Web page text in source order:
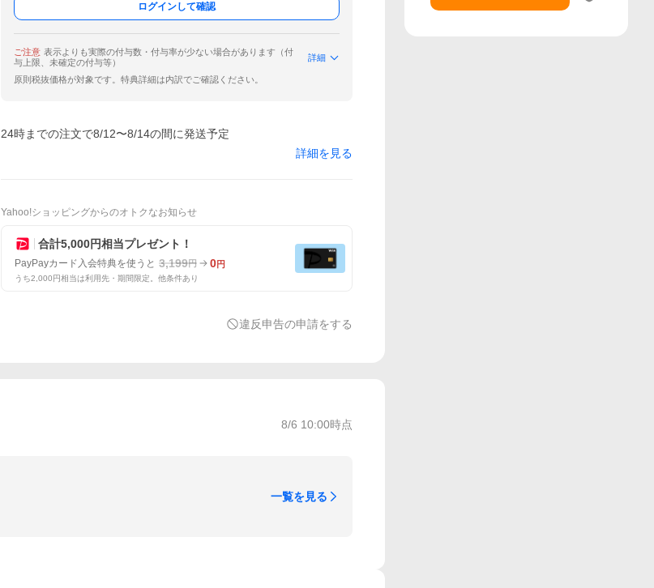
ログインして確認
ご注意 表示よりも実際の付与数・付与率が少ない場合があります（付
与上限、未確定の付与等）
詳細
原則税抜価格が対象です。特典詳細は内訳でご確認ください。
24時までの注文で8/12〜8/14の間に発送予定
詳細を見る
Yahoo!ショッピングからのオトクなお知らせ
合計5,000円相当プレゼント！
PayPayカード入会特典を使うと 3,199円 0円
うち2,000円相当は利用先・期間限定。他条件あり
違反申告の申請をする
8/6 10:00時点
一覧を見る